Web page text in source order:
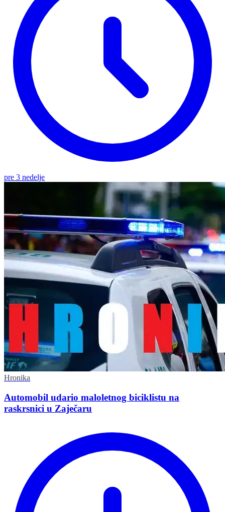
pre 3 nedelje
Hronika
Automobil udario maloletnog biciklistu na
raskrsnici u Zaječaru